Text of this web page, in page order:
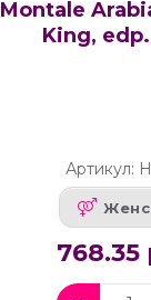
Montale
King,
Артикул:
768.35